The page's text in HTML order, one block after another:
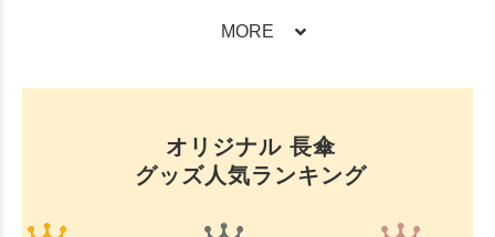
MORE
オリジナル 長傘
グッズ人気ランキング